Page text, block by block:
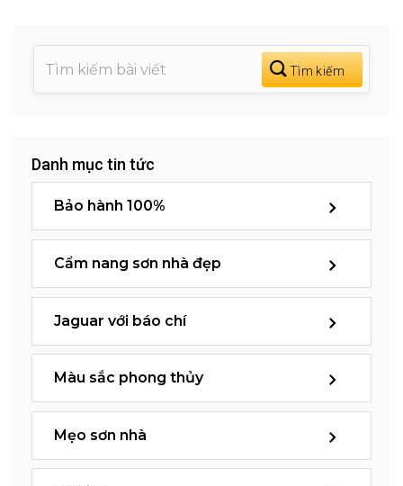
Danh mục tin tức
Bảo hành 100%
Cẩm nang sơn nhà đẹp
Jaguar với báo chí
Màu sắc phong thủy
Mẹo sơn nhà